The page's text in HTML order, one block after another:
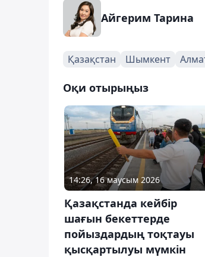
Айгерим Тарина
Қазақстан Шымкент
Оқи отырыңыз
14:26, 16 маусым 2026
Қазақстанда кейбір
шағын бекеттерде
пойыздардың тоқтауы
қысқартылуы мүмкін